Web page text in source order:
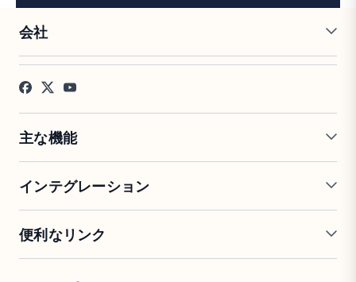
会社
採用情報
お客様の声
プレス
アフィリエイト
主な機能
条件付きロジック
会話型フォーム
フォームランディングページ
エントリー管理
フォーム放棄
PDF生成
署名フォーム
インテグレーション
Google Sheets
Salesforce
Stripe
便利なリンク